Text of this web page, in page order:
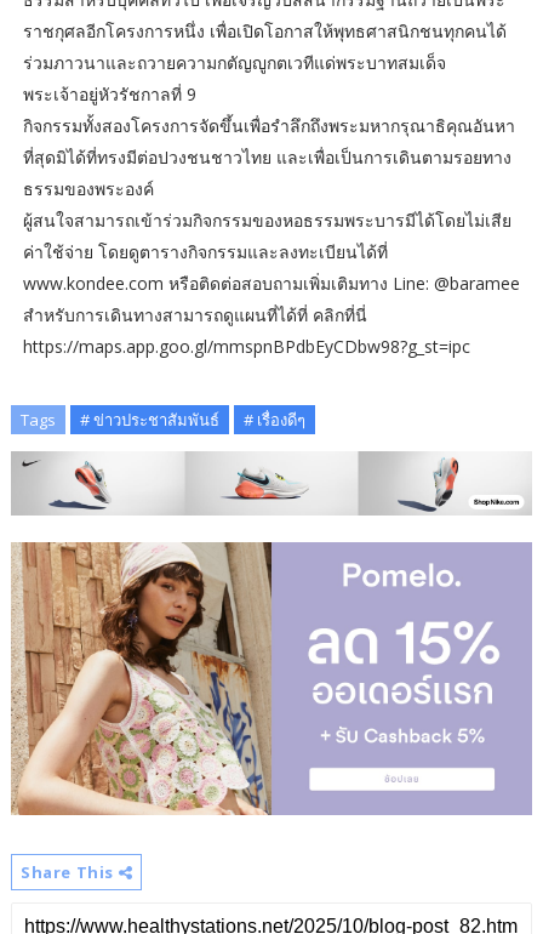
ราชกุศลอีกโครงการหนึ่ง เพื่อเปิดโอกาสให้พุทธศาสนิกชนทุกคนได้
ร่วมภาวนาและถวายความกตัญญูกตเวทีแด่พระบาทสมเด็จ
พระเจ้าอยู่หัวรัชกาลที่ 9
กิจกรรมทั้งสองโครงการจัดขึ้นเพื่อรำลึกถึงพระมหากรุณาธิคุณอันหา
ที่สุดมิได้ที่ทรงมีต่อปวงชนชาวไทย และเพื่อเป็นการเดินตามรอยทาง
ธรรมของพระองค์
ผู้สนใจสามารถเข้าร่วมกิจกรรมของหอธรรมพระบารมีได้โดยไม่เสีย
ค่าใช้จ่าย โดยดูตารางกิจกรรมและลงทะเบียนได้ที่
www.kondee.com หรือติดต่อสอบถามเพิ่มเติมทาง Line: @baramee
สำหรับการเดินทางสามารถดูแผนที่ได้ที่ คลิกที่นี่
https://maps.app.goo.gl/mmspnBPdbEyCDbw98?g_st=ipc
Tags # ข่าวประชาสัมพันธ์ # เรื่องดีๆ
Share This